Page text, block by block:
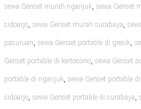
sewa Genset murah nganjuk, sewa Genset
sidoarjo, sewa Genset murah surabaya,
pasuruan, sewa Genset portable di gresik,
Genset portable di kertosono, sewa Genset
portable di nganjuk, sewa Genset portable
sidoarjo, sewa Genset portable di surabaya,